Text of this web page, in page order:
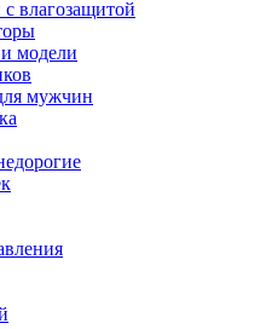
влагозащитой
модели
мужчин